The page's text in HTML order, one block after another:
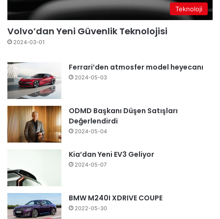
Teknoloji
Volvo’dan Yeni Güvenlik Teknolojisi
2024-03-01
Ferrari’den atmosfer model heyecanı
2024-05-03
ODMD Başkanı Düşen Satışları
Değerlendirdi
2024-05-04
Kia’dan Yeni EV3 Geliyor
2024-05-07
BMW M240I XDRIVE COUPE
2022-05-30